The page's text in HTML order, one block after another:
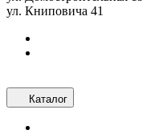
ул. Книповича 41
Каталог